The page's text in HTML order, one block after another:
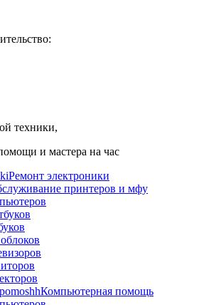
техники,
и мастера на час
Ремонт электроники
принтеров и мфу
Компьютерная помощь